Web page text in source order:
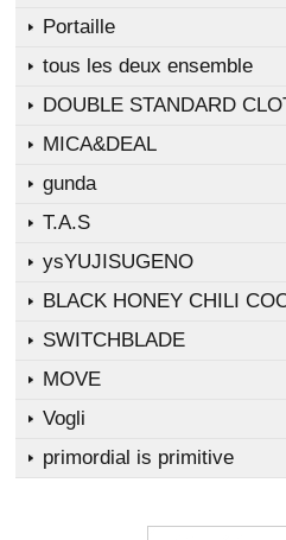
Portaille
tous les deux ensemble
DOUBLE STANDARD
MICA&DEAL
gunda
T.A.S
ysYUJISUGENO
BLACK HONEY CHILI
SWITCHBLADE
MOVE
Vogli
primordial is primitive